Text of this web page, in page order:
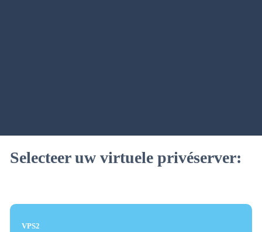
Selecteer uw virtuele privéserver:
VPS2